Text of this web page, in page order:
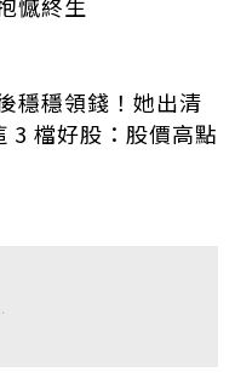
穩穩領錢！她出清
3 檔好股：股價高點